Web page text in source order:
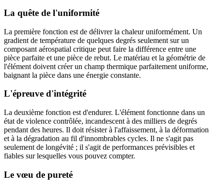
La quête de l'uniformité
La première fonction est de délivrer la chaleur uniformément. Un
gradient de température de quelques degrés seulement sur un
composant aérospatial critique peut faire la différence entre une
pièce parfaite et une pièce de rebut. Le matériau et la géométrie de
l'élément doivent créer un champ thermique parfaitement uniforme,
baignant la pièce dans une énergie constante.
L'épreuve d'intégrité
La deuxième fonction est d'endurer. L'élément fonctionne dans un
état de violence contrôlée, incandescent à des milliers de degrés
pendant des heures. Il doit résister à l'affaissement, à la déformation
et à la dégradation au fil d'innombrables cycles. Il ne s'agit pas
seulement de longévité ; il s'agit de performances prévisibles et
fiables sur lesquelles vous pouvez compter.
Le vœu de pureté